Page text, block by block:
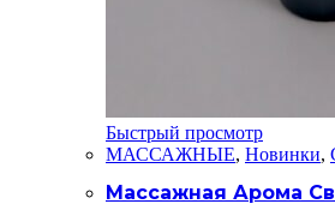
Быстрый просмотр
МАССАЖНЫЕ, Новинки,
Массажная Арома